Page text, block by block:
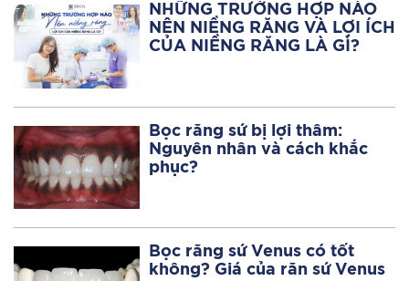
NHỮNG TRƯỜNG HỢP NÀO
NÊN NIỀNG RĂNG VÀ LỢI ÍCH
CỦA NIỀNG RĂNG LÀ GÌ?
Bọc răng sứ bị lợi thâm:
Nguyên nhân và cách khắc
phục?
Bọc răng sứ Venus có tốt
không? Giá của răn sứ Venus